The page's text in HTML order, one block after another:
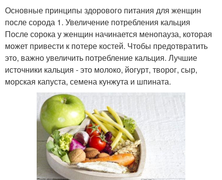
Основные принципы здорового питания для женщин
после сорода 1. Увеличение потребления кальция
После сорока у женщин начинается менопауза, которая
может привести к потере костей. Чтобы предотвратить
это, важно увеличить потребление кальция. Лучшие
источники кальция - это молоко, йогурт, творог, сыр,
морская капуста, семена кунжута и шпината.